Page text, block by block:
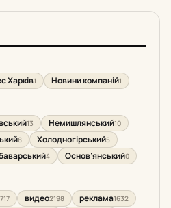
Харків1 Новини компаній1
13 Немишлянський10
8 Холодногірський5
4 Основ’янський0
видео2198 реклама1632